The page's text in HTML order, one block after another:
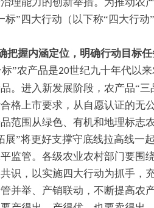
标”四大行动（以下称“四大行动
把握内涵定位，明确行动目标
”农产品是20世纪九十年代以
。进入新发展阶段，农产品“
格上市要求，从自愿认证的无
范围从绿色、有机和地理标志
展”将更好支撑守底线拉高线一
监管。各级农业农村部门要围
识，以实施四大行动为抓手，
并举、产销联动，不断提高农